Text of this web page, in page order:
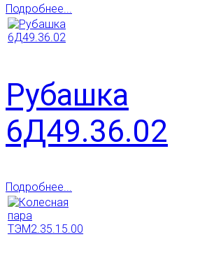
Подробнее...
Рубашка
6Д49.36.02
Подробнее...